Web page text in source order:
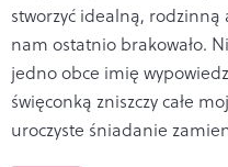
stworzyć idealną,
nam ostatnio brakowało.
jedno obce imię
święconką zniszczy całe
uroczyste śniadanie